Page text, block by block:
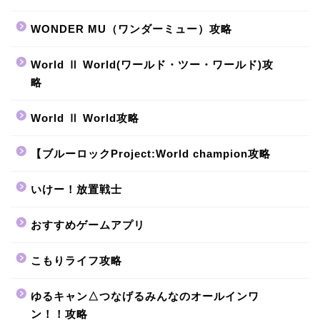
WONDER MU（ワンダーミュー）攻略
World Ⅱ World(ワールド・ツー・ワールド)攻
略
World Ⅱ World攻略
【ブルーロックProject:World champion攻略
いけー！放置戦士
おすすめゲームアプリ
こもりライフ攻略
ゆるキャン△つなげるみんなのオールインワ
ン！！攻略